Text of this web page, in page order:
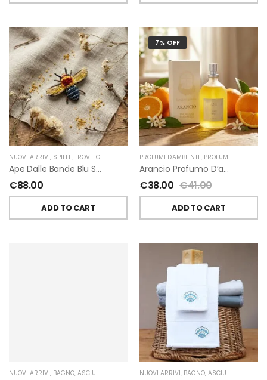
NUOVI ARRIVI, SPILLE, TROVELORE
Ape Dalle Bande Blu Spilla Decorata A Mano Di Trovelore
€88.00
ADD TO CART
7% OFF
PROFUMI D'AMBIENTE, PROFUMI D'AMBIENTE FIORIRA' UN GIARDINO
Arancio Profumo D’ambiente Di Fiorirà Un Giardino
€38.00 €41.00
ADD TO CART
NUOVI ARRIVI, BAGNO, ASCIUGAMANI GIARDINO SEGRETO
NUOVI ARRIVI, BAGNO, ASCIUGAMANI